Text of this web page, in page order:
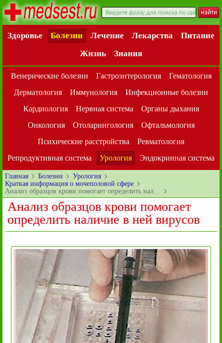
Здоровье Болезни Лечение Лекарства
Питание
Жизнь
Знания
Венерические болезни Гастроэнтерология
Гематология
Дерматология
Иммунология
Инфекционные болезни
Кардиология
Нервная система
Органы дыхания
Онкология
Отоларингология
Офтальмология
Психические расстройства
Ревматология
Репродуктивная система
Урология Эндокринная система
Главная Болезни
Урология
Краткая информация о мочеполовой сфере
Анализ образцов крови помогает определить нал…
Анализ образцов крови помогает
определить наличие в ней вирусов